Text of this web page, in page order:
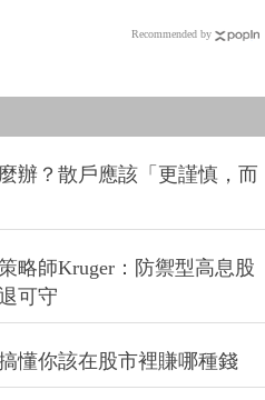
Recommended by
辦？散戶應該「更謹慎，而
略師Kruger：防禦型高息股
可守
懂你該在股市裡賺哪種錢